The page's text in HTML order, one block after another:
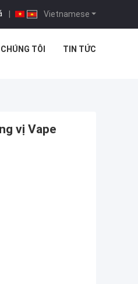
Vietnamese
|
TÔI TIN TỨC
vị Vape